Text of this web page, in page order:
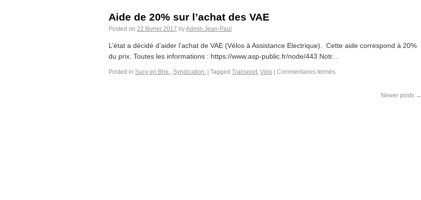
Aide de 20% sur l’achat des VAE
Posted on 22 février 2017 byAdmin Jean-Paul
L’état a décidé d’aider l’achat de VAE (Vélos à Assistance Electrique). Cette aide correspond à 20%
du prix. Toutes les informations : https://www.asp-public.fr/node/443 Notr...
Posted in Sucy en Brie., Syndication. Tagged Transport, Vélo Commentaires fermés
Newer posts →